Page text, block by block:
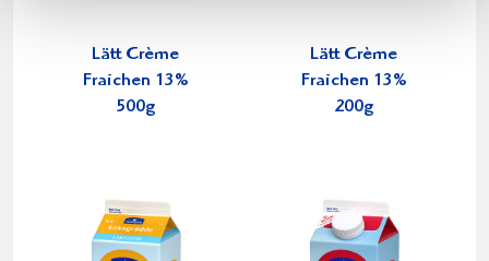
Lätt Crème
Fraichen 13%
500g
Lätt Crème
Fraichen 13%
200g